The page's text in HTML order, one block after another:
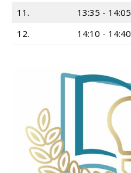
11.
13:35 - 14:05
12.
14:10 - 14:40